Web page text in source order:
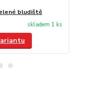
bludiště
skladem 1 ks